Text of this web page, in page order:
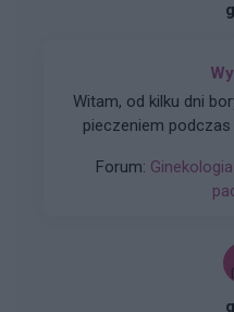
Witam, od kilku dni
pieczeniem
tak jak na zdjęciu.
Forum: